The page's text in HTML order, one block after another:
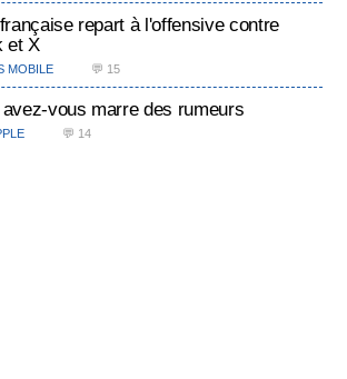
repart à l'offensive contre
et X
MOBILE 💬 15
vous marre des rumeurs
💬 14